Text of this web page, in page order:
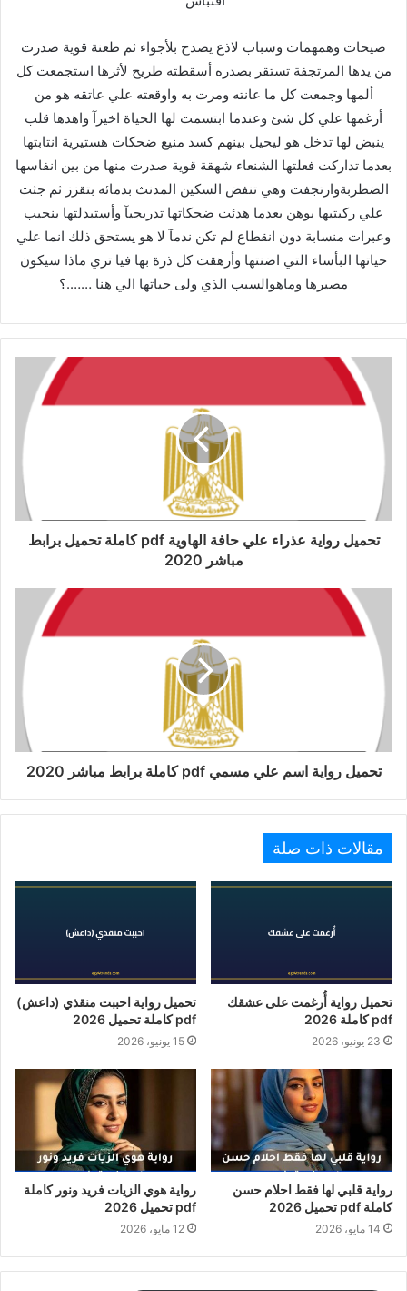
صيحات وهمهمات وسباب لاذع يصدح بلأجواء ثم طعنة قوية صدرت
من يدها المرتجفة تستقر بصدره أسقطته طريح لأثرها استجمعت كل
ألمها وجمعت كل ما عانته ومرت به واوقعته علي عاتقه هو من
أرغمها علي كل شئ وعندما ابتسمت لها الحياة اخيرآ واهدها قلب
ينبض لها تدخل هو ليحيل بينهم كسد منيع ضحكات هستيرية انتابتها
بعدما تداركت فعلتها الشنعاء شهقة قوية صدرت منها من بين انفاسها
الضطربةوارتجفت وهي تنفض السكين المدنث بدمائه بتقزز ثم جثت
علي ركبتيها بوهن بعدما هدئت ضحكاتها تدريجيآ وأستبدلتها بنحيب
وعبرات منسابة دون انقطاع لم تكن ندمآ لا هو يستحق ذلك انما علي
حياتها البأساء التي اضنتها وأرهقت كل ذرة بها فيا تري ماذا سيكون
مصيرها وماهوالسبب الذي ولى حياتها الي هنا …….؟
تحميل رواية عذراء علي حافة الهاوية pdf كاملة تحميل برابط
مباشر 2020
تحميل رواية اسم علي مسمي pdf كاملة برابط مباشر 2020
مقالات ذات صلة
تحميل رواية أُرغمت على عشقك
pdf كاملة 2026
23 يونيو، 2026
تحميل رواية احببت منقذي (داعش)
pdf كاملة تحميل 2026
15 يونيو، 2026
رواية قلبي لها فقط احلام حسن
كاملة pdf تحميل 2026
14 مايو، 2026
رواية هوي الزيات فريد ونور كاملة
pdf تحميل 2026
12 مايو، 2026